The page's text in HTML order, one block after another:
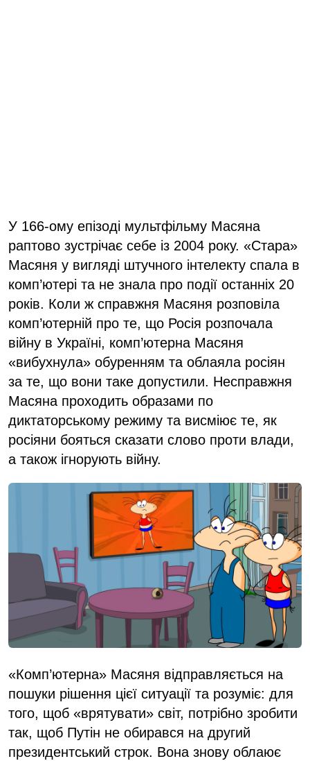
У 166-ому епізоді мультфільму Масяна
раптово зустрічає себе із 2004 року. «Стара»
Масяня у вигляді штучного інтелекту спала в
комп’ютері та не знала про події останніх 20
років. Коли ж справжня Масяня розповіла
комп’ютерній про те, що Росія розпочала
війну в Україні, комп’ютерна Масяня
«вибухнула» обуренням та облаяла росіян
за те, що вони таке допустили. Несправжня
Масяна проходить образами по
диктаторському режиму та висміює те, як
росіяни бояться сказати слово проти влади,
а також ігнорують війну.
«Комп’ютерна» Масяня відправляється на
пошуки рішення цієї ситуації та розуміє: для
того, щоб «врятувати» світ, потрібно зробити
так, щоб Путін не обирався на другий
президентський строк. Вона знову облаює